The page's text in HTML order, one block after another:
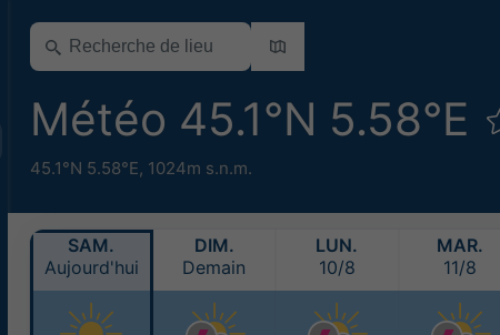
Météo 45.1°N 5.58°E
45.1°N 5.58°E, 1024m s.n.m.
SAM.
Aujourd'hui
DIM.
Demain
LUN.
10/8
MAR.
11/8